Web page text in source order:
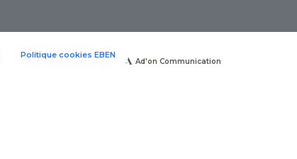
Politique cookies EBEN
Ad'on Communication